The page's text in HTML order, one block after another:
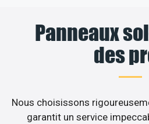
Panneaux
des
Nous choisissons
garantit un service